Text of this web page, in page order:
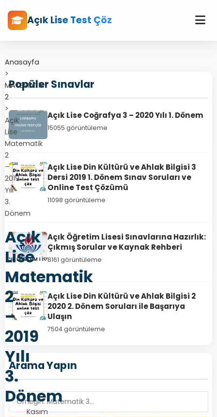
Açık Lise Test Çöz
Anasayfa
>
MATEMATİK
2
>
Açık
Lise
Matematik
2
–
2019
Yılı
3.
Dönem
Açık
Lise
Matematik
2
–
2019
Yılı
3.
Dönem
Kasım
Popüler Sınavlar
Açık Lise Coğrafya 3 – 2020 Yılı 1. Dönem
15055 görüntüleme
Açık Lise Din Kültürü ve Ahlak Bilgisi 3
Dersi 2019 1. Dönem Sınav Soruları ve
Online Test Çözümü
11098 görüntüleme
Açık Öğretim Lisesi Sınavlarına Hazırlık:
Çıkmış Sorular ve Kaynak Rehberi
8161 görüntüleme
Açık Lise Din Kültürü ve Ahlak Bilgisi 2
2020 2. Dönem Soruları ile Başarıya
Ulaşın
7504 görüntüleme
Arama Yapın